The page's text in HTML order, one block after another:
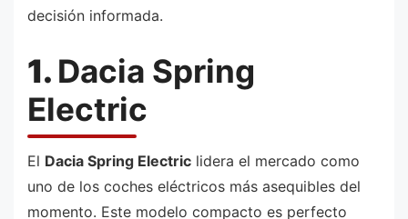
decisión informada.
1. Dacia Spring
Electric
El Dacia Spring Electric lidera el mercado como
uno de los coches eléctricos más asequibles del
momento. Este modelo compacto es perfecto